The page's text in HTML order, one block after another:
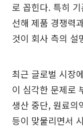
로 꼽힌다. 특히
선해 제품 경쟁력
것이 회사 측의 설
최근 글로벌 시장
이 심각한 문제로
생산 중단, 원료의
등이 맞물리면서